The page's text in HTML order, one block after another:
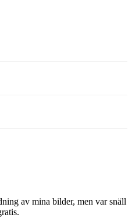
av mina bilder, men var snäll